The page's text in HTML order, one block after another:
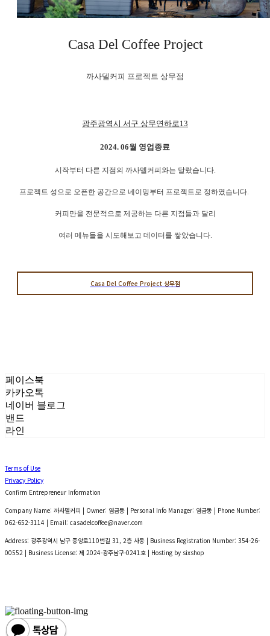
Casa Del Coffee Project
까사델커피 프로젝트 상무점
광주광역시 서구 상무연하로13
2024. 06월 영업종료
시작부터 다른 지점의 까사델커피와는 달랐습니다.
프로젝트 성으로 오픈한 공간으로 네이밍부터 프로젝트로 정하였습니다.
커피만을 전문적으로 제공하는 다른 지점들과 달리
여러 메뉴들을 시도해보고 데이터를 쌓았습니다.
Casa Del Coffee Project 상무점
페이스북
카카오톡
네이버 블로그
밴드
라인
Terms of Use
Privacy Policy
Confirm Entrepreneur Information
Company Name: 까사델커피 | Owner: 염금동 | Personal Info Manager: 염금동 | Phone Number:
062-652-3114 | Email: casadelcoffee@naver.com
Address: 광주광역시 남구 중앙로110번길 31, 2층 사동 | Business Registration Number: 354-26-
00552 | Business License: 제 2024-광주남구-0241호 | Hosting by sixshop